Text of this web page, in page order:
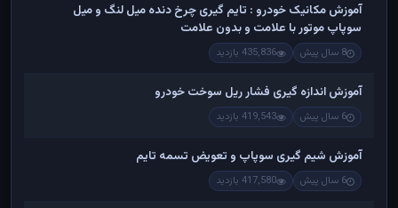
آموزش مکانیک خودرو : تایم گیری چرخ دنده میل لنگ و میل
سوپاپ موتور با علامت و بدون علامت
8 سال پیش 435,836 بازدید
آموزش اندازه گیری فشار ریل سوخت خودرو
6 سال پیش 419,543 بازدید
آموزش شیم گیری سوپاپ و تعویض تسمه تایم
6 سال پیش 417,580 بازدید